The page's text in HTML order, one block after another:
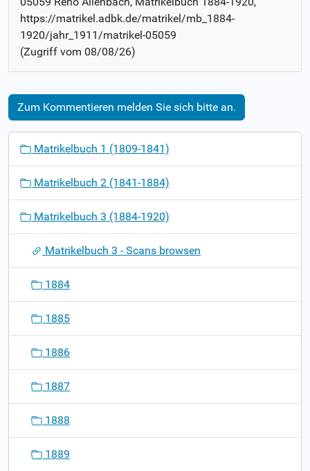
https://matrikel.adbk.de/matrikel/mb_1884-
1920/jahr_1911/matrikel-05059
(Zugriff vom 08/08/26)
Zum Kommentieren melden Sie sich bitte an.
o
Matrikelbuch 1 (1809-1841)
Matrikelbuch 2 (1841-1884)
Matrikelbuch 3 (1884-1920)
Matrikelbuch 3 - Scans browsen
1884
1885
1886
1887
1888
1889